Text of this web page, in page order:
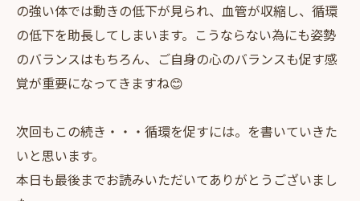
の強い体では動きの低下が見られ、血管が収縮し、循環
の低下を助長してしまいます。こうならない為にも姿勢
のバランスはもちろん、ご自身の心のバランスも促す感
覚が重要になってきますね😊
次回もこの続き・・・循環を促すには。を書いていきた
いと思います。
本日も最後までお読みいただいてありがとうございまし